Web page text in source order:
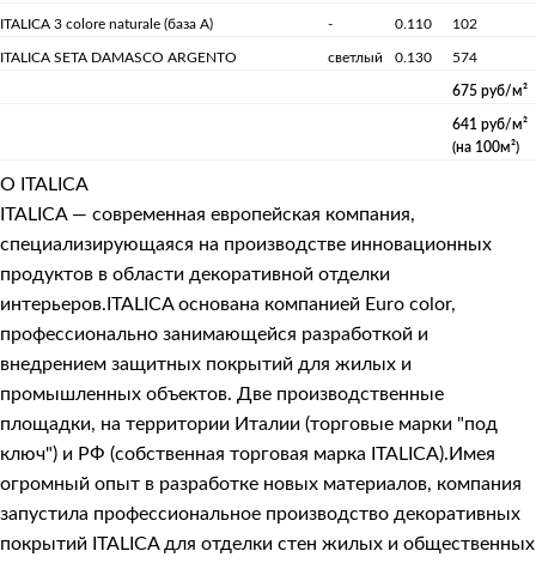
ITALICA 3 colore naturale (база А) - 0.110 102
ITALICA SETA DAMASCO ARGENTO светлый 0.130 574
675 руб/м²
641 руб/м²
(на 100м²)
О ITALICA
ITALICA — современная европейская компания,
специализирующаяся на производстве инновационных
продуктов в области декоративной отделки
интерьеров.ITALICA основана компанией Euro color,
профессионально занимающейся разработкой и
внедрением защитных покрытий для жилых и
промышленных объектов. Две производственные
площадки, на территории Италии (торговые марки "под
ключ") и РФ (собственная торговая марка ITALICA).Имея
огромный опыт в разработке новых материалов, компания
запустила профессиональное производство декоративных
покрытий ITALICA для отделки стен жилых и общественных